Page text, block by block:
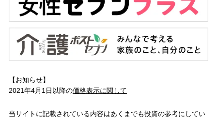
【お知らせ】
2021年4月1日以降の価格表示に関して
当サイトに記載されている内容はあくまでも投資の参考にしてい